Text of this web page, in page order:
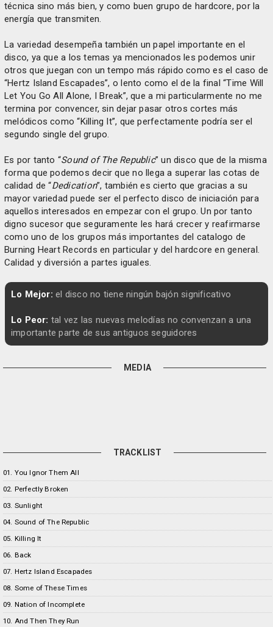
técnica sino más bien, y como buen grupo de hardcore, por la
energía que transmiten.
La variedad desempeña también un papel importante en el
disco, ya que a los temas ya mencionados les podemos unir
otros que juegan con un tempo más rápido como es el caso de
“Hertz Island Escapades”, o lento como el de la final “Time Will
Let You Go All Alone, I Break”, que a mi particularmente no me
termina por convencer, sin dejar pasar otros cortes más
melódicos como “Killing It”, que perfectamente podría ser el
segundo single del grupo.
Es por tanto “Sound of The Republic” un disco que de la misma
forma que podemos decir que no llega a superar las cotas de
calidad de “Dedication”, también es cierto que gracias a su
mayor variedad puede ser el perfecto disco de iniciación para
aquellos interesados en empezar con el grupo. Un por tanto
digno sucesor que seguramente les hará crecer y reafirmarse
como uno de los grupos más importantes del catalogo de
Burning Heart Records en particular y del hardcore en general.
Calidad y diversión a partes iguales.
Lo Mejor: el disco no tiene ningún bajón significativo
Lo Peor: tal vez las nuevas melodías no convenzan a una
importante parte de sus antiguos seguidores
MEDIA
TRACKLIST
01. You Ignor Them All
02. Perfectly Broken
03. Sunlight
04. Sound of The Republic
05. Killing It
06. Back
07. Hertz Island Escapades
08. Some of These Times
09. Nation of Incomplete
10. And Then They Run